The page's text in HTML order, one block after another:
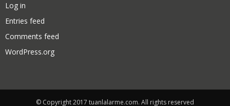
Log in
Entries feed
Comments feed
WordPress.org
© Copyright 2017 tuanlalarme.com. All rights reserved